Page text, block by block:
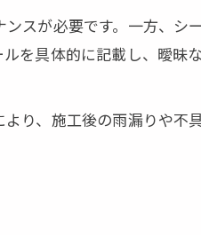
スが必要です。一方、シ
を具体的に記載し、曖昧
り、施工後の雨漏りや不